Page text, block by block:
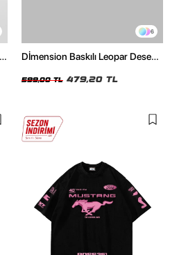
6
Dİmension Baskılı Leopar Desenli
Tshirt
599,00 TL 479,20 TL